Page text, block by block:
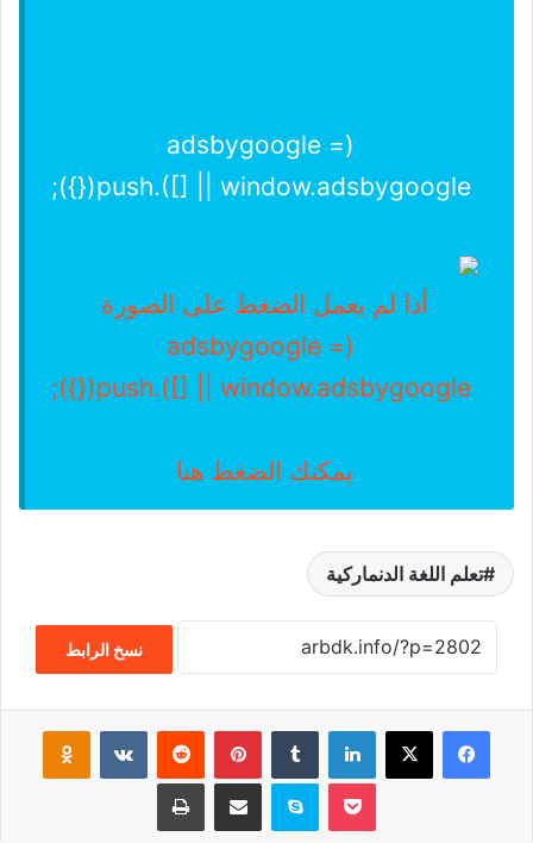
(adsbygoogle =
window.adsbygoogle || []).push({});
أذا لم يعمل الضغط على الصورة
(adsbygoogle =
window.adsbygoogle || []).push({});
يمكنك الضغط هنا
تعلم اللغة الدنماركية
نسخ الرابط
فيسبوك لينكدإن بينتيريست
سكايب